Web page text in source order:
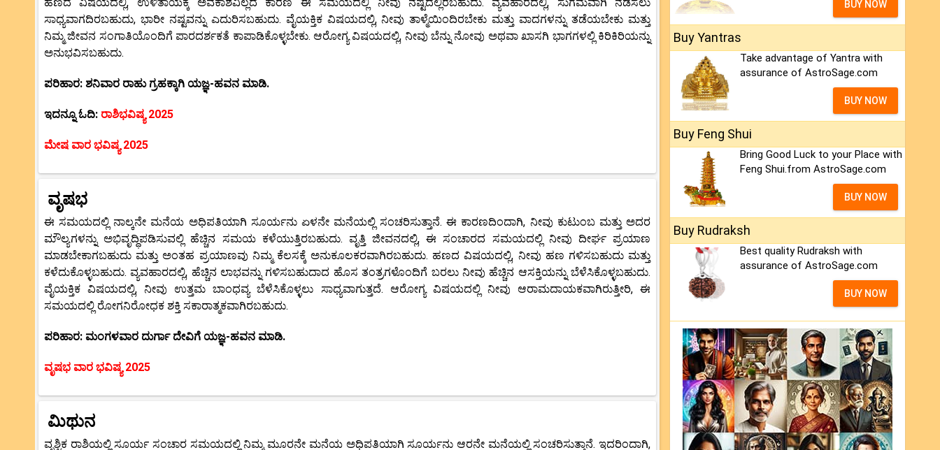
ಸಾಧ್ಯವಾಗದಿರಬಹುದು, ಭಾರೀ ನಷ್ಟವನ್ನು ಎದುರಿಸಬಹುದು. ವೈಯಕ್ತಿಕ ವಿಷಯದಲ್ಲಿ, ನೀವು ತಾಳ್ಮೆಯಿಂದಿರಬೇಕು ಮತ್ತು ವಾದಗಳನ್ನು ತಡೆಯಬೇಕು ಮತ್ತು
ನಿಮ್ಮ ಜೀವನ ಸಂಗಾತಿಯೊಂದಿಗೆ ಪಾರದರ್ಶಕತೆ ಕಾಪಾಡಿಕೊಳ್ಳಬೇಕು. ಆರೋಗ್ಯ ವಿಷಯದಲ್ಲಿ, ನೀವು ಬೆನ್ನು ನೋವು ಅಥವಾ ಖಾಸಗಿ ಭಾಗಗಳಲ್ಲಿ ಕಿರಿಕಿರಿಯನ್ನು
ಅನುಭವಿಸಬಹುದು.
ಪರಿಹಾರ: ಶನಿವಾರ ರಾಹು ಗ್ರಹಕ್ಕಾಗಿ ಯಜ್ಞ-ಹವನ ಮಾಡಿ.
ಇದನ್ನೂ ಓದಿ: ರಾಶಿಭವಿಷ್ಯ 2025
ಮೇಷ ವಾರ ಭವಿಷ್ಯ 2025
ವೃಷಭ
ಈ ಸಮಯದಲ್ಲಿ ನಾಲ್ಕನೇ ಮನೆಯ ಅಧಿಪತಿಯಾಗಿ ಸೂರ್ಯನು ಏಳನೇ ಮನೆಯಲ್ಲಿ ಸಂಚರಿಸುತ್ತಾನೆ. ಈ ಕಾರಣದಿಂದಾಗಿ, ನೀವು ಕುಟುಂಬ ಮತ್ತು ಅದರ
ಮೌಲ್ಯಗಳನ್ನು ಅಭಿವೃದ್ಧಿಪಡಿಸುವಲ್ಲಿ ಹೆಚ್ಚಿನ ಸಮಯ ಕಳೆಯುತ್ತಿರಬಹುದು. ವೃತ್ತಿ ಜೀವನದಲ್ಲಿ, ಈ ಸಂಚಾರದ ಸಮಯದಲ್ಲಿ ನೀವು ದೀರ್ಘ ಪ್ರಯಾಣ
ಮಾಡಬೇಕಾಗಬಹುದು ಮತ್ತು ಅಂತಹ ಪ್ರಯಾಣವು ನಿಮ್ಮ ಕೆಲಸಕ್ಕೆ ಅನುಕೂಲಕರವಾಗಿರಬಹುದು. ಹಣದ ವಿಷಯದಲ್ಲಿ, ನೀವು ಹಣ ಗಳಿಸಬಹುದು ಮತ್ತು
ಕಳೆದುಕೊಳ್ಳಬಹುದು. ವ್ಯವಹಾರದಲ್ಲಿ, ಹೆಚ್ಚಿನ ಲಾಭವನ್ನು ಗಳಿಸಬಹುದಾದ ಹೊಸ ತಂತ್ರಗಳೊಂದಿಗೆ ಬರಲು ನೀವು ಹೆಚ್ಚಿನ ಆಸಕ್ತಿಯನ್ನು ಬೆಳೆಸಿಕೊಳ್ಳಬಹುದು.
ವೈಯಕ್ತಿಕ ವಿಷಯದಲ್ಲಿ, ನೀವು ಉತ್ತಮ ಬಾಂಧವ್ಯ ಬೆಳೆಸಿಕೊಳ್ಳಲು ಸಾಧ್ಯವಾಗುತ್ತದೆ. ಆರೋಗ್ಯ ವಿಷಯದಲ್ಲಿ ನೀವು ಆರಾಮದಾಯಕವಾಗಿರುತ್ತೀರಿ, ಈ
ಸಮಯದಲ್ಲಿ ರೋಗನಿರೋಧಕ ಶಕ್ತಿ ಸಕಾರಾತ್ಮಕವಾಗಿರಬಹುದು.
ಪರಿಹಾರ: ಮಂಗಳವಾರ ದುರ್ಗಾ ದೇವಿಗೆ ಯಜ್ಞ-ಹವನ ಮಾಡಿ.
ವೃಷಭ ವಾರ ಭವಿಷ್ಯ 2025
ಮಿಥುನ
ವೃಶ್ಚಿಕ ರಾಶಿಯಲ್ಲಿ ಸೂರ್ಯ ಸಂಚಾರ ಸಮಯದಲ್ಲಿ ನಿಮ್ಮ ಮೂರನೇ ಮನೆಯ ಅಧಿಪತಿಯಾಗಿ ಸೂರ್ಯನು ಆರನೇ ಮನೆಯಲ್ಲಿ ಸಂಚರಿಸುತ್ತಾನೆ. ಇದರಿಂದಾಗಿ,
BUY NOW
Buy Yantras
Take advantage of Yantra with
assurance of AstroSage.com
BUY NOW
Buy Feng Shui
Bring Good Luck to your Place with
Feng Shui.from AstroSage.com
BUY NOW
Buy Rudraksh
Best quality Rudraksh with
assurance of AstroSage.com
BUY NOW